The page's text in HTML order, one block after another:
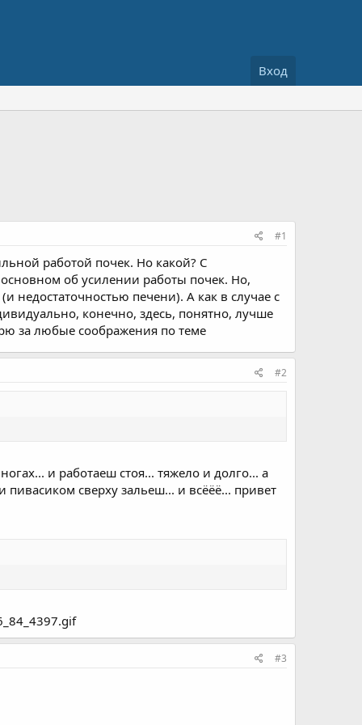
Вход
#1
работой почек. Но какой? С
об усилении работы почек. Но,
недостаточностью печени). А как в случае с
конечно, здесь, понятно, лучше
за любые соображения по теме
#2
и работаеш стоя... тяжело и долго... а
сверху зальеш... и всёёё... привет
#3